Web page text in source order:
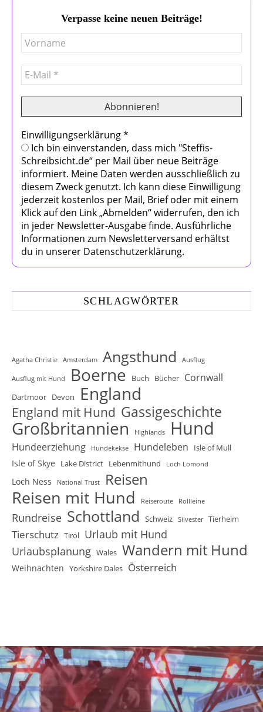
Verpasse keine neuen Beiträge!
Einwilligungserklärung*
Ich bin einverstanden, dass mich "Steffis-
Schreibsicht.de“ per Mail über neue Beiträge
informiert. Meine Daten werden ausschließlich zu
diesem Zweck genutzt. Ich kann diese Einwilligung
jederzeit kostenlos per Mail, Brief oder mit einem
Klick auf den Link „Abmelden“ widerrufen, den ich
in jeder Newsletter-Ausgabe finde. Ausführliche
Informationen zum Newsletterversand erhältst
du in unserer Datenschutzerklärung.
SCHLAGWÖRTER
Agatha Christie Amsterdam Angsthund Ausflug
Ausflug mit Hund Boerne Buch Bücher Cornwall
Dartmoor Devon England
England mit Hund Gassigeschichte
Großbritannien Highlands Hund
Hundeerziehung Hundekekse Hundeleben Isle of Mull
Isle of Skye Lake District Lebenmithund Loch Lomond
Loch Ness National Trust Reisen
Reisen mit Hund Reiseroute Rollleine
Rundreise Schottland Schweiz Silvester Tierheim
Tierschutz Tirol Urlaub mit Hund
Urlaubsplanung Wales Wandern mit Hund
Weihnachten Yorkshire Dales Österreich